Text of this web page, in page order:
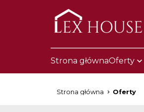
Strona głównaOferty
Strona główna Oferty